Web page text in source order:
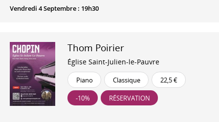
Vendredi 4 Septembre : 19h30
Thom Poirier
Église Saint-Julien-le-Pauvre
Piano Classique 22,5 €
-10% RÉSERVATION